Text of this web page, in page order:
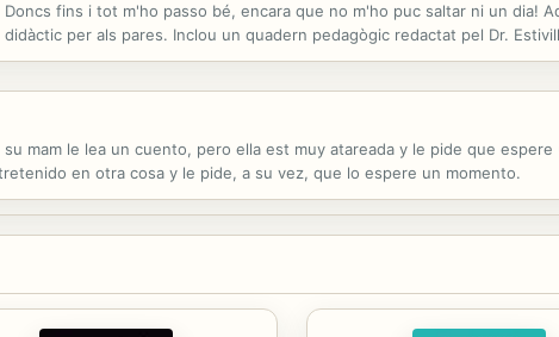
fins i tot m'ho passo bé, encara que no m'ho puc saltar ni un dia!
per als pares. Inclou un quadern pedagògic redactat pel Dr.
hàbits i l'educació dels més petits.
mam le lea un cuento, pero ella est muy atareada y le pide que
en otra cosa y le pide, a su vez, que lo espere un momento.